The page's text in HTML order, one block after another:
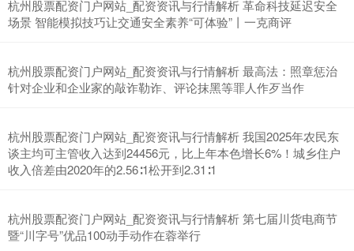
深证成指 14311.01 +200.89 +1.42%
沪深300 4694.44
杭州股票配资门户网站_配资资讯与行情解析 革命科技延迟安全
场景 智能模拟技巧让交通安全素养“可体验”丨一克商评
杭州股票配资门户网站_配资资讯与行情解析 最高法：照章惩治
针对企业和企业家的敲诈勒诈、评论抹黑等罪人作歹当作
杭州股票配资门户网站_配资资讯与行情解析 我国2025年农民东
谈主均可主管收入达到24456元，比上年本色增长6%！城乡住户
收入倍差由2020年的2.56∶1松开到2.31∶1
杭州股票配资门户网站_配资资讯与行情解析 第七届川货电商节
暨“川字号”优品100动手动作在蓉举行